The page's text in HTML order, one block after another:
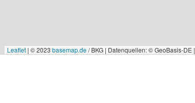
Leaflet | © 2023 basemap.de/ BKG | Datenquellen: © GeoBasis-DE |